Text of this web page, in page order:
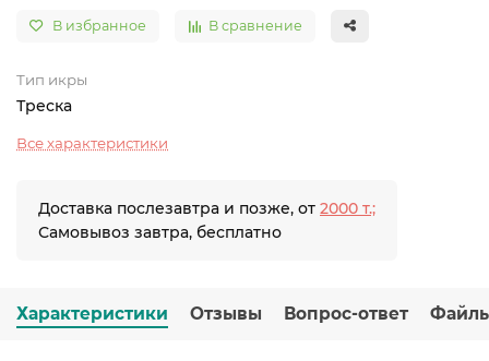
В избранное В сравнение
Тип икры
Треска
Все характеристики
Доставка послезавтра и позже, от 2000 т.;
Самовывоз завтра, бесплатно
Характеристики Отзывы Вопрос-ответ